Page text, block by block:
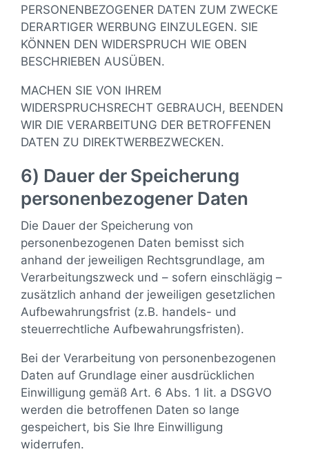
PERSONENBEZOGENER DATEN ZUM ZWECKE
DERARTIGER WERBUNG EINZULEGEN. SIE
KÖNNEN DEN WIDERSPRUCH WIE OBEN
BESCHRIEBEN AUSÜBEN.
MACHEN SIE VON IHREM
WIDERSPRUCHSRECHT GEBRAUCH, BEENDEN
WIR DIE VERARBEITUNG DER BETROFFENEN
DATEN ZU DIREKTWERBEZWECKEN.
6) Dauer der Speicherung
personenbezogener Daten
Die Dauer der Speicherung von
personenbezogenen Daten bemisst sich
anhand der jeweiligen Rechtsgrundlage, am
Verarbeitungszweck und – sofern einschlägig –
zusätzlich anhand der jeweiligen gesetzlichen
Aufbewahrungsfrist (z.B. handels- und
steuerrechtliche Aufbewahrungsfristen).
Bei der Verarbeitung von personenbezogenen
Daten auf Grundlage einer ausdrücklichen
Einwilligung gemäß Art. 6 Abs. 1 lit. a DSGVO
werden die betroffenen Daten so lange
gespeichert, bis Sie Ihre Einwilligung
widerrufen.